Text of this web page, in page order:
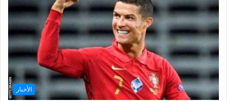
الأخبار